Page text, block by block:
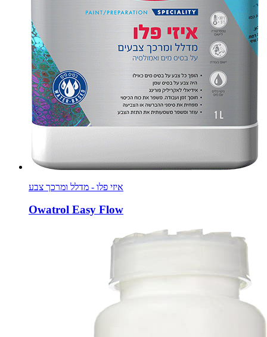
איזי פלו - מדלל ומרכך צבע
Owatrol Easy Flow